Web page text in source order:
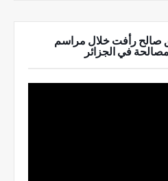
صالح رأفت خلال مراسم
في الجزائر